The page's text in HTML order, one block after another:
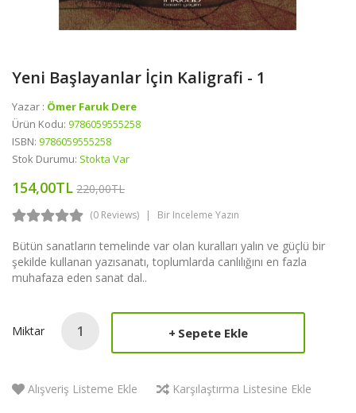
Yeni Başlayanlar İçin Kaligrafi - 1
Yazar : Ömer Faruk Dere
Ürün Kodu: 9786059555258
ISBN: 9786059555258
Stok Durumu: Stokta Var
154,00TL 220,00TL
(0 Reviews) Bir Inceleme Yazın
Bütün sanatların temelinde var olan kuralları yalın ve güçlü bir
şekilde kullanan yazısanatı, toplumlarda canlılığını en fazla
muhafaza eden sanat dal..
Miktar Sepete Ekle
Alışveriş Listeme Ekle Karşılaştırma Listesine Ekle